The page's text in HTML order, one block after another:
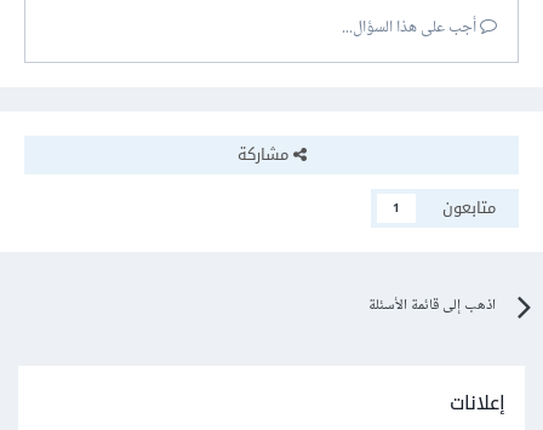
أجب على هذا السؤال...
مشاركة
متابعون
1
اذهب إلى قائمة الأسئلة
إعلانات